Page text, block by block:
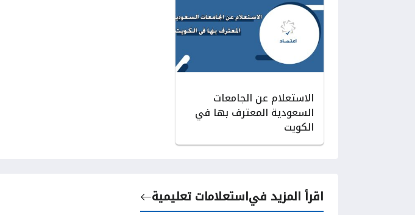
الاستعلام عن الجامعات
السعودية المعترف بها في
الكويت
اقرأ المزيد فياستعلامات تعليمية